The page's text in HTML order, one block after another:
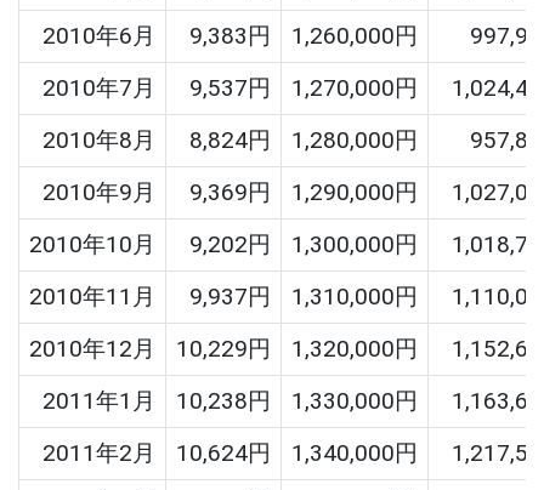
2010年6月
9,383円 1,260,000円
2010年7月
9,537円 1,270,000円
2010年8月
8,824円 1,280,000円
2010年9月
9,369円 1,290,000円
2010年10月
9,202円 1,300,000円
2010年11月
9,937円 1,310,000円
2010年12月
10,229円 1,320,000円
2011年1月
10,238円 1,330,000円
2011年2月
10,624円 1,340,000円